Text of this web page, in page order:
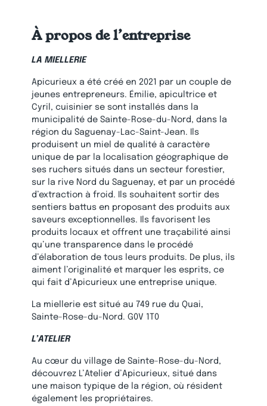
À propos de l’entreprise
LA MIELLERIE
Apicurieux a été créé en 2021 par un couple de
jeunes entrepreneurs. Émilie, apicultrice et
Cyril, cuisinier se sont installés dans la
municipalité de Sainte-Rose-du-Nord, dans la
région du Saguenay-Lac-Saint-Jean. Ils
produisent un miel de qualité à caractère
unique de par la localisation géographique de
ses ruchers situés dans un secteur forestier,
sur la rive Nord du Saguenay, et par un procédé
d’extraction à froid. Ils souhaitent sortir des
sentiers battus en proposant des produits aux
saveurs exceptionnelles. Ils favorisent les
produits locaux et offrent une traçabilité ainsi
qu’une transparence dans le procédé
d’élaboration de tous leurs produits. De plus, ils
aiment l’originalité et marquer les esprits, ce
qui fait d’Apicurieux une entreprise unique.
La miellerie est situé au 749 rue du Quai,
Sainte-Rose-du-Nord. G0V 1T0
L’ATELIER
Au cœur du village de Sainte-Rose-du-Nord,
découvrez L’Atelier d’Apicurieux, situé dans
une maison typique de la région, où résident
également les propriétaires.